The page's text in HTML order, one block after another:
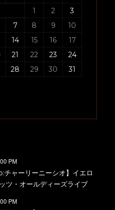
1
2
3
7 8 9
10
14 15 16
17
21 22 23
24
28 29 30 31
PM
チャーリーニーシオ】イエロ
ツ・オールディーズライブ
PM